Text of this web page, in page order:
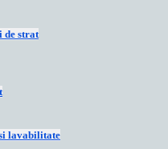
de strat
lavabilitate